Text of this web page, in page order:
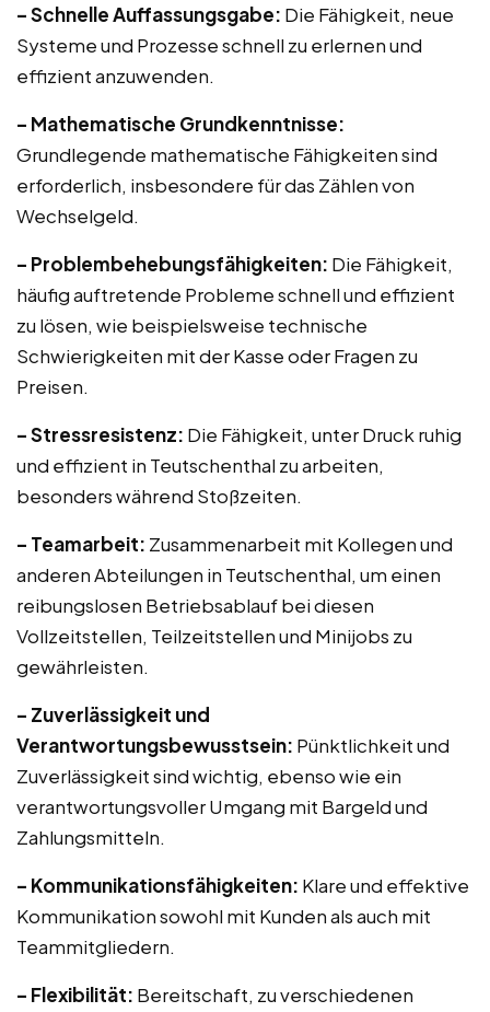
– Schnelle Auffassungsgabe: Die Fähigkeit, neue
Systeme und Prozesse schnell zu erlernen und
effizient anzuwenden.
– Mathematische Grundkenntnisse:
Grundlegende mathematische Fähigkeiten sind
erforderlich, insbesondere für das Zählen von
Wechselgeld.
– Problembehebungsfähigkeiten: Die Fähigkeit,
häufig auftretende Probleme schnell und effizient
zu lösen, wie beispielsweise technische
Schwierigkeiten mit der Kasse oder Fragen zu
Preisen.
– Stressresistenz: Die Fähigkeit, unter Druck ruhig
und effizient in Teutschenthal zu arbeiten,
besonders während Stoßzeiten.
– Teamarbeit: Zusammenarbeit mit Kollegen und
anderen Abteilungen in Teutschenthal, um einen
reibungslosen Betriebsablauf bei diesen
Vollzeitstellen, Teilzeitstellen und Minijobs zu
gewährleisten.
– Zuverlässigkeit und
Verantwortungsbewusstsein: Pünktlichkeit und
Zuverlässigkeit sind wichtig, ebenso wie ein
verantwortungsvoller Umgang mit Bargeld und
Zahlungsmitteln.
– Kommunikationsfähigkeiten: Klare und effektive
Kommunikation sowohl mit Kunden als auch mit
Teammitgliedern.
– Flexibilität: Bereitschaft, zu verschiedenen